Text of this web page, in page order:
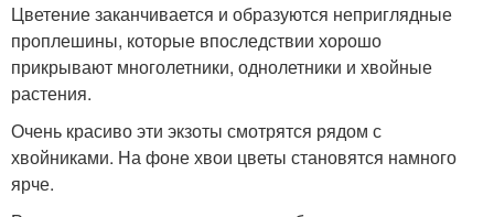
Цветение заканчивается и образуются неприглядные
проплешины, которые впоследствии хорошо
прикрывают многолетники, однолетники и хвойные
растения.
Очень красиво эти экзоты смотрятся рядом с
хвойниками. На фоне хвои цветы становятся намного
ярче.